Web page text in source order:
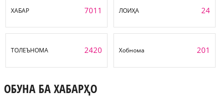
ХАБАР 7011 ЛОИҲА 24
ТОЛЕЪНОМА 2420 Хобнома 201
ОБУНА БА ХАБАРҲО